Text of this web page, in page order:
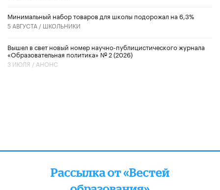
Минимальный набор товаров для школы подорожал на 6,3%
5 АВГУСТА / ШКОЛЬНИКИ
Вышел в свет новый номер научно-публицистического журнала
«Образовательная политика» № 2 (2026)
3 ИЮЛЯ / АНОНС
Рассылка от «Вестей